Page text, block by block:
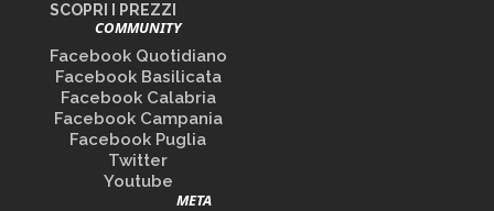
SCOPRI I PREZZI
COMMUNITY
Facebook Quotidiano
Facebook Basilicata
Facebook Calabria
Facebook Campania
Facebook Puglia
Twitter
Youtube
META